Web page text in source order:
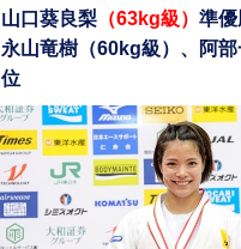
山口葵良梨 （63kg級） 準
永山竜樹（60kg級）、阿
位